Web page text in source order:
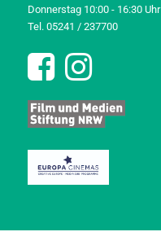
Donnerstag 10:00 - 16:30 Uhr
Tel. 05241 / 237700